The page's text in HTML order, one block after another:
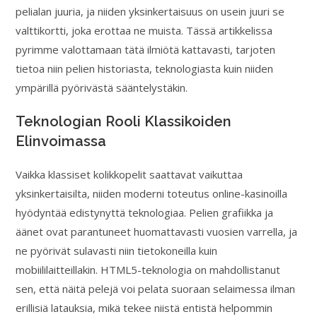
pelialan juuria, ja niiden yksinkertaisuus on usein juuri se
valttikortti, joka erottaa ne muista. Tässä artikkelissa
pyrimme valottamaan tätä ilmiötä kattavasti, tarjoten
tietoa niin pelien historiasta, teknologiasta kuin niiden
ympärillä pyörivästä sääntelystäkin.
Teknologian Rooli Klassikoiden
Elinvoimassa
Vaikka klassiset kolikkopelit saattavat vaikuttaa
yksinkertaisilta, niiden moderni toteutus online-kasinoilla
hyödyntää edistynyttä teknologiaa. Pelien grafiikka ja
äänet ovat parantuneet huomattavasti vuosien varrella, ja
ne pyörivät sulavasti niin tietokoneilla kuin
mobiililaitteillakin. HTML5-teknologia on mahdollistanut
sen, että näitä pelejä voi pelata suoraan selaimessa ilman
erillisiä latauksia, mikä tekee niistä entistä helpommin